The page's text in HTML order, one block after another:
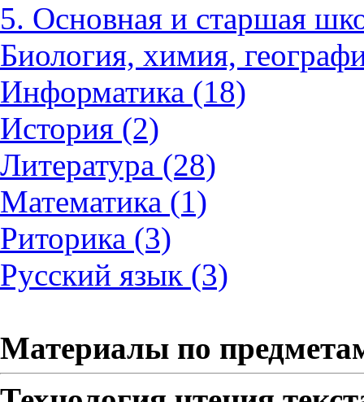
5. Основная и старшая
Биология, химия,
Информатика (18)
История (2)
Литература (28)
Математика (1)
Риторика (3)
Русский язык (3)
Материалы по